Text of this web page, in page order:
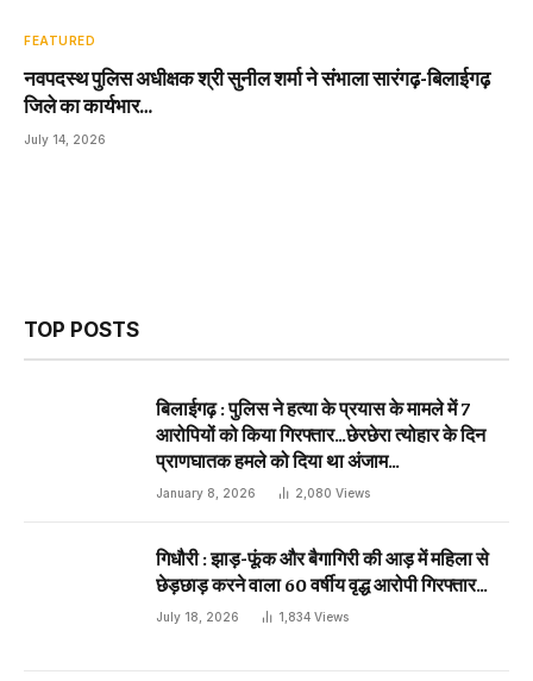
FEATURED
नवपदस्थ पुलिस अधीक्षक श्री सुनील शर्मा ने संभाला सारंगढ़-बिलाईगढ़
जिले का कार्यभार…
July 14, 2026
TOP POSTS
बिलाईगढ़ : पुलिस ने हत्या के प्रयास के मामले में 7
आरोपियों को किया गिरफ्तार…छेरछेरा त्योहार के दिन
प्राणघातक हमले को दिया था अंजाम…
January 8, 2026 2,080 Views
गिधौरी : झाड़-फूंक और बैगागिरी की आड़ में महिला से
छेड़छाड़ करने वाला 60 वर्षीय वृद्ध आरोपी गिरफ्तार…
July 18, 2026 1,834 Views